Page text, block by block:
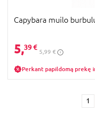
Capybara muilo
5,39 €
5,99 €
Perkant papildomą prekę
1